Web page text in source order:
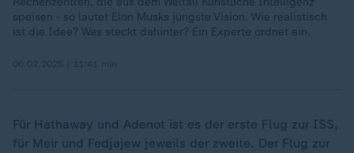
speisen - so lautet Elon Musks jüngste Vision. Wie realistisch
ist die Idee? Was steckt dahinter? Ein Experte ordnet ein.
Für Hathaway und Adenot ist es der erste Flug zur ISS,
für Meir und Fedjajew jeweils der zweite. Der Flug zur